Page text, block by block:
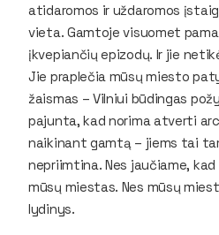
atidaromos ir uždaromos
vieta. Gamtoje visuomet
įkvepiančių epizodų. Ir jie
Jie praplečia mūsų miesto
žaismas – Vilniui būdingas
pajunta, kad norima atverti
naikinant gamtą – jiems tai
nepriimtina. Nes jaučiame,
mūsų miestas. Nes mūsų
lydinys.